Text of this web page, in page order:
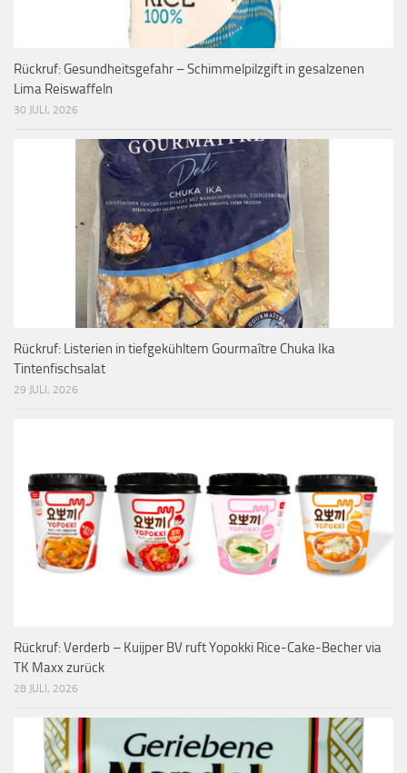
Rückruf: Gesundheitsgefahr – Schimmelpilzgift in gesalzenen
Lima Reiswaffeln
30 JULI, 2026
Rückruf: Listerien in tiefgekühltem Gourmaître Chuka Ika
Tintenfischsalat
29 JULI, 2026
Rückruf: Verderb – Kuijper BV ruft Yopokki Rice-Cake-Becher via
TK Maxx zurück
28 JULI, 2026